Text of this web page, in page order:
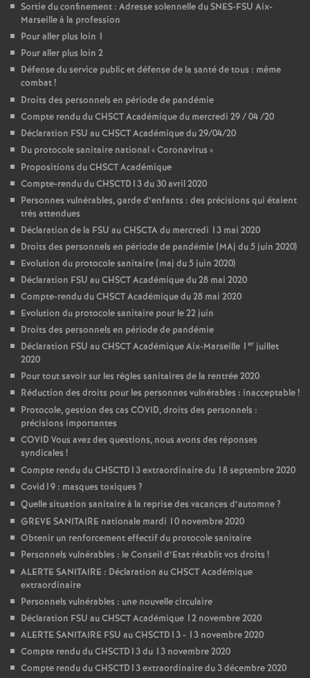
Sortie du confinement : Adresse solennelle du SNES-FSU Aix-
Marseille à la profession
Pour aller plus loin 1
Pour aller plus loin 2
Défense du service public et défense de la santé de tous : même
combat!
Droits des personnels en période de pandémie
Compte rendu du CHSCT Académique du mercredi 29 / 04 /20
Déclaration FSU au CHSCT Académique du 29/04/20
Du protocole sanitaire national «Coronavirus »
Propositions du CHSCT Académique
Compte-rendu du CHSCTD13 du 30 avril 2020
Personnes vulnérables, garde d’enfants : des précisions qui étaient
très attendues
Déclaration de la FSU au CHSCTA du mercredi 13 mai 2020
Droits des personnels en période de pandémie (MAj du 5 juin 2020)
Evolution du protocole sanitaire (maj du 5 juin 2020)
Déclaration FSU au CHSCT Académique du 28 mai 2020
Compte-rendu du CHSCT Académique du 28 mai 2020
Evolution du protocole sanitaire pour le 22 juin
Droits des personnels en période de pandémie
Déclaration FSU au CHSCT Académique Aix-Marseille 1 er juillet
2020
Pour tout savoir sur les règles sanitaires de la rentrée 2020
Réduction des droits pour les personnes vulnérables : inacceptable!
Protocole, gestion des cas COVID, droits des personnels :
précisions importantes
COVID Vous avez des questions, nous avons des réponses
syndicales !
Compte rendu du CHSCTD13 extraordinaire du 18 septembre 2020
Covid19 : masques toxiques ?
Quelle situation sanitaire à la reprise des vacances d’automne?
GREVE SANITAIRE nationale mardi 10 novembre 2020
Obtenir un renforcement effectif du protocole sanitaire
Personnels vulnérables : le Conseil d’Etat rétablit vos droits !
ALERTE SANITAIRE : Déclaration au CHSCT Académique
extraordinaire
Personnels vulnérables : une nouvelle circulaire
Déclaration FSU au CHSCT Académique 12 novembre 2020
ALERTE SANITAIRE FSU au CHSCTD13 - 13 novembre 2020
Compte rendu du CHSCTD13 du 13 novembre 2020
Compte rendu du CHSCTD13 extraordinaire du 3 décembre 2020